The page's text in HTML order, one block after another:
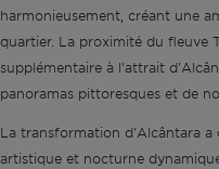
harmonieusement, créant une
quartier. La proximité du fleuve
supplémentaire à l'attrait
panoramas pittoresques et de
La transformation d'Alcântara a
artistique et nocturne